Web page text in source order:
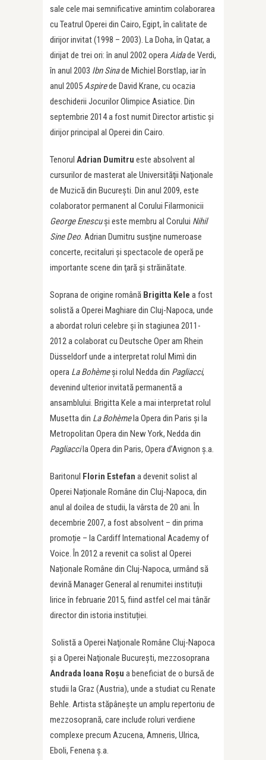
sale cele mai semnificative amintim colaborarea
cu Teatrul Operei din Cairo, Egipt, în calitate de
dirijor invitat (1998 – 2003). La Doha, în Qatar, a
dirijat de trei ori: în anul 2002 operaAidade Verdi,
în anul 2003 Ibn Sinade Michiel Borstlap, iar în
anul 2005Aspirede David Krane, cu ocazia
deschiderii Jocurilor Olimpice Asiatice. Din
septembrie 2014 a fost numit Director artistic şi
dirijor principal al Operei din Cairo.
Tenorul Adrian Dumitru este absolvent al
cursurilor de masterat ale Universităţii Naţionale
de Muzică din Bucureşti. Din anul 2009, este
colaborator permanent al Corului Filarmonicii
George Enescuşi este membru al Corului Nihil
Sine Deo. Adrian Dumitru susţine numeroase
concerte, recitaluri şi spectacole de operă pe
importante scene din ţară şi străinătate.
Soprana de origine română Brigitta Kele a fost
solistă a Operei Maghiare din Cluj-Napoca, unde
a abordat roluri celebre și în stagiunea 2011-
2012 a colaborat cu Deutsche Oper am Rhein
Düsseldorf unde a interpretat rolul Mimì din
opera La Bohèmeşi rolul Nedda din Pagliacci,
devenind ulterior invitată permanentă a
ansamblului. Brigitta Kele a mai interpretat rolul
Musetta din La Bohèmela Opera din Paris şi la
Metropolitan Opera din New York, Nedda din
Pagliaccila Opera din Paris, Opera d’Avignon ș.a.
Baritonul Florin Estefan a devenit solist al
Operei Naționale Române din Cluj-Napoca, din
anul al doilea de studii, la vârsta de 20 ani. În
decembrie 2007, a fost absolvent – din prima
promoție – la Cardiff International Academy of
Voice. În 2012 a revenit ca solist al Operei
Naționale Române din Cluj-Napoca, urmând să
devină Manager General al renumitei instituții
lirice în februarie 2015, fiind astfel cel mai tânăr
director din istoria instituției.
Solistă a Operei Naţionale Române Cluj-Napoca
şi a Operei Naţionale Bucureşti, mezzosoprana
Andrada Ioana Roşu a beneficiat de o bursǎ de
studii la Graz (Austria), unde a studiat cu Renate
Behle. Artista stăpânește un amplu repertoriu de
mezzosoprană, care include roluri verdiene
complexe precum Azucena, Amneris, Ulrica,
Eboli, Fenena ș.a.